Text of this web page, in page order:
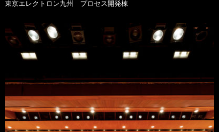
東京エレクトロン九州 プロセス開発棟